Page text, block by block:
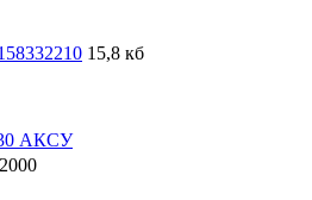
15,8 кб
2000